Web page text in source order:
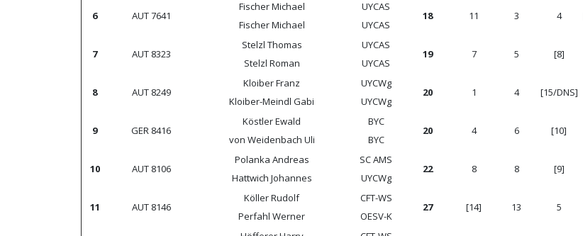
6 AUT 7641
Fischer Michael
Fischer Michael
UYCAS
UYCAS
18 11 3 4
7 AUT 8323
Stelzl Thomas
Stelzl Roman
UYCAS
UYCAS
19 7 5 [8]
8 AUT 8249
Kloiber Franz
Kloiber-Meindl Gabi
UYCWg
UYCWg
20 1 4 [15/DNS]
9 GER 8416
Köstler Ewald
von Weidenbach Uli
BYC
BYC
20 4 6 [10]
10 AUT 8106
Polanka Andreas
Hattwich Johannes
SC AMS
UYCWg
22 8 8 [9]
11 AUT 8146
Köller Rudolf
Perfahl Werner
CFT-WS
OESV-K
27 [14] 13 5